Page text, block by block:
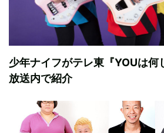
少年ナイフがテレ東『YOUは何
放送内で紹介